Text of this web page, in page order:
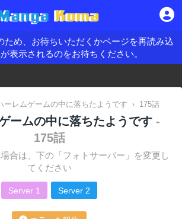
ため、お待ちいただくかページを再読み込
表示されるのをお待ちください。
ーレムゲームの中に落ちたようです › 175話
ームの中に落ちたようです -
175話
合は、下の「フォトサーバー」を変更し
てください
Server 1 Server 2